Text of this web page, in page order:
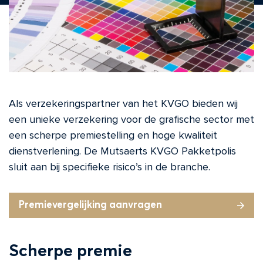
Als verzekeringspartner van het KVGO bieden wij
een unieke verzekering voor de grafische sector met
een scherpe premiestelling en hoge kwaliteit
dienstverlening. De Mutsaerts KVGO Pakketpolis
sluit aan bij specifieke risico’s in de branche.
Premievergelijking aanvragen
Scherpe premie